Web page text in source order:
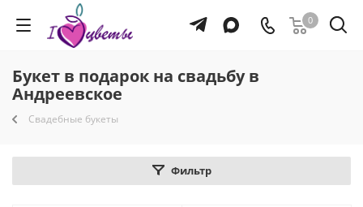
0
Букет в подарок на свадьбу в
Андреевское
Свадебные букеты
Фильтр